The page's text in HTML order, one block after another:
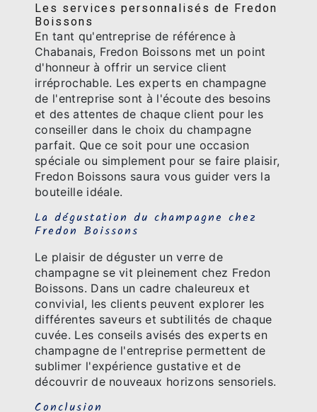
Les services personnalisés de Fredon
Boissons
En tant qu'entreprise de référence à
Chabanais, Fredon Boissons met un point
d'honneur à offrir un service client
irréprochable. Les experts en champagne
de l'entreprise sont à l'écoute des besoins
et des attentes de chaque client pour les
conseiller dans le choix du champagne
parfait. Que ce soit pour une occasion
spéciale ou simplement pour se faire plaisir,
Fredon Boissons saura vous guider vers la
bouteille idéale.
La dégustation du champagne chez
Fredon Boissons
Le plaisir de déguster un verre de
champagne se vit pleinement chez Fredon
Boissons. Dans un cadre chaleureux et
convivial, les clients peuvent explorer les
différentes saveurs et subtilités de chaque
cuvée. Les conseils avisés des experts en
champagne de l'entreprise permettent de
sublimer l'expérience gustative et de
découvrir de nouveaux horizons sensoriels.
Conclusion